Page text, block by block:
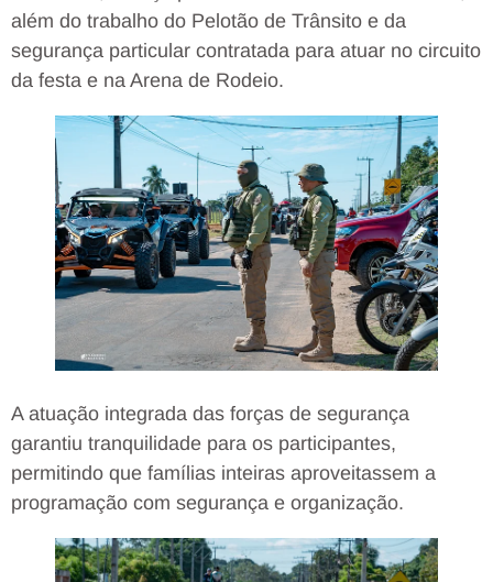
além do trabalho do Pelotão de Trânsito e da
segurança particular contratada para atuar no circuito
da festa e na Arena de Rodeio.
A atuação integrada das forças de segurança
garantiu tranquilidade para os participantes,
permitindo que famílias inteiras aproveitassem a
programação com segurança e organização.